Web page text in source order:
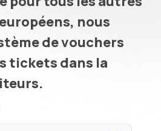
nous
de vouchers
tickets dans la